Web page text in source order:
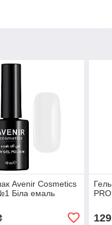
Avenir Cosmetics
Біла емаль
129